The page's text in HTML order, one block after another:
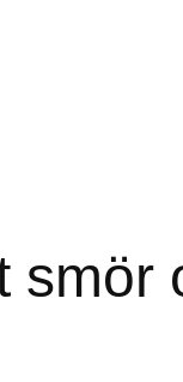
smör